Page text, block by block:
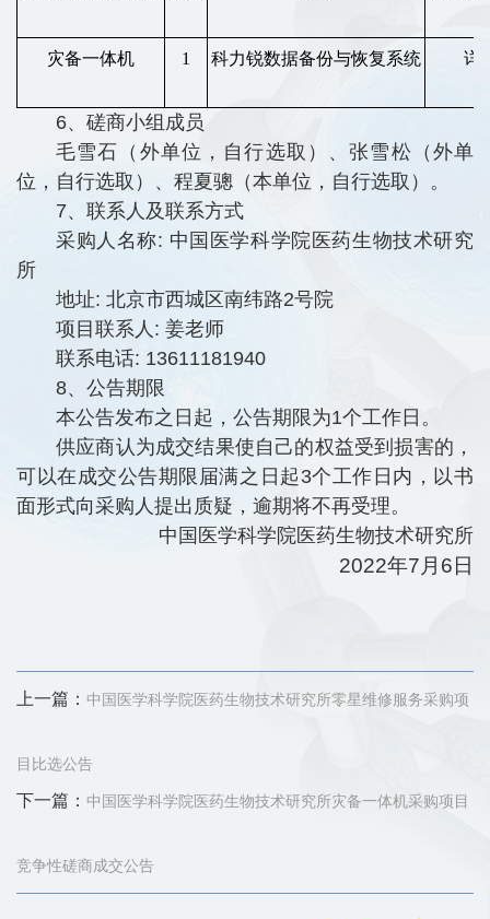
灾备一体机 1 科力锐数据备份与恢复系统 详
6、磋商小组成员
毛雪石（外单位，自行选取）、张雪松（外单
位，自行选取）、程夏骢（本单位，自行选取）。
7、联系人及联系方式
采购人名称: 中国医学科学院医药生物技术研究
所
地址: 北京市西城区南纬路2号院
项目联系人: 姜老师
联系电话: 13611181940
8、公告期限
本公告发布之日起，公告期限为1个工作日。
供应商认为成交结果使自己的权益受到损害的，
可以在成交公告期限届满之日起3个工作日内，以书
面形式向采购人提出质疑，逾期将不再受理。
中国医学科学院医药生物技术研究所
2022年7月6日
上一篇： 中国医学科学院医药生物技术研究所零星维修服务采购项
目比选公告
下一篇： 中国医学科学院医药生物技术研究所灾备一体机采购项目
竞争性磋商成交公告